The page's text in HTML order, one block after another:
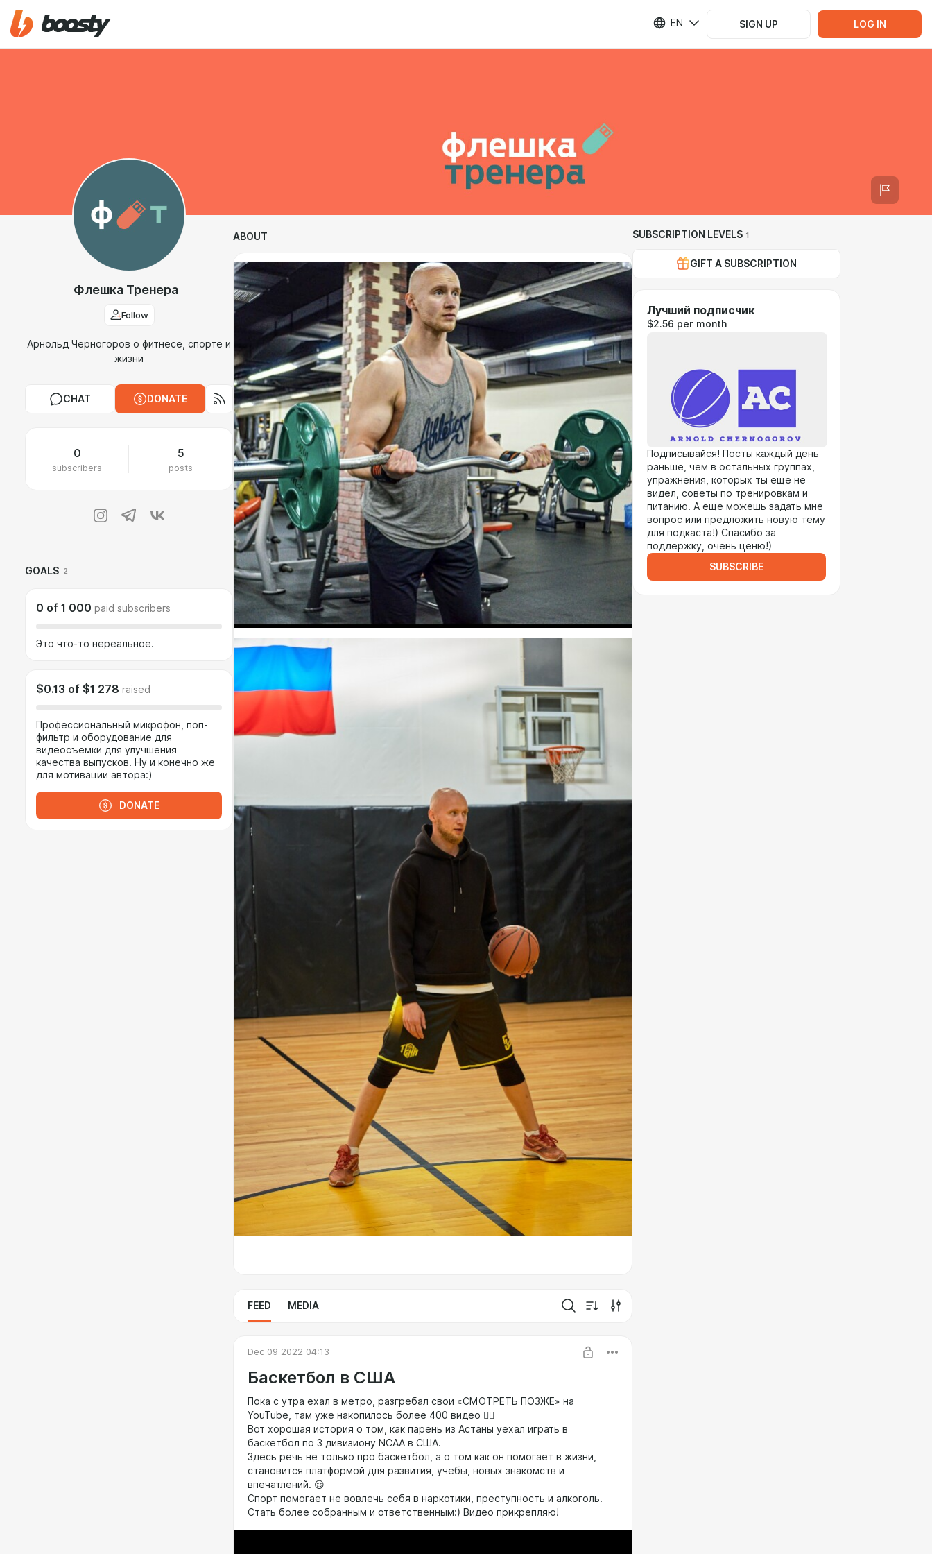
EN SIGN UP LOG IN
Флешка Тренера
Follow
Арнольд Черногоров о фитнесе, спорте и
жизни
CHAT DONATE
0
subscribers
5
posts
GOALS 2
0 of 1 000 paid subscribers
Это что-то нереальное.
$0.13 of $1 278 raised
Профессиональный микрофон, поп-
фильтр и оборудование для
видеосъемки для улучшения
качества выпусков. Ну и конечно же
для мотивации автора:)
DONATE
ABOUT
FEED MEDIA
Dec 09 2022 04:13
Баскетбол в США
Пока с утра ехал в метро, разгребал свои «СМОТРЕТЬ ПОЗЖЕ» на
YouTube, там уже накопилось более 400 видео 🤦‍♂️
Вот хорошая история о том, как парень из Астаны уехал играть в
баскетбол по 3 дивизиону NCAA в США.
Здесь речь не только про баскетбол, а о том как он помогает в жизни,
становится платформой для развития, учебы, новых знакомств и
впечатлений. 😌
Спорт помогает не вовлечь себя в наркотики, преступность и алкоголь.
Стать более собранным и ответственным:) Видео прикрепляю!
SUBSCRIPTION LEVELS 1
GIFT A SUBSCRIPTION
Лучший подписчик
$2.56 per month
Подписывайся! Посты каждый день
раньше, чем в остальных группах,
упражнения, которых ты еще не
видел, советы по тренировкам и
питанию. А еще можешь задать мне
вопрос или предложить новую тему
для подкаста!) Спасибо за
поддержку, очень ценю!)
SUBSCRIBE